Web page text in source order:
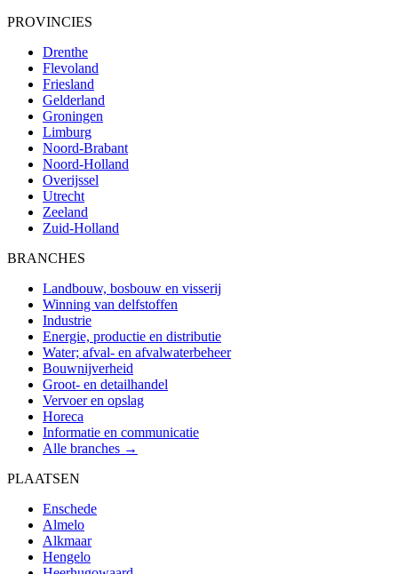
PROVINCIES
Drenthe
Flevoland
Friesland
Gelderland
Groningen
Limburg
Noord-Brabant
Noord-Holland
Overijssel
Utrecht
Zeeland
Zuid-Holland
BRANCHES
Landbouw, bosbouw en visserij
Winning van delfstoffen
Industrie
Energie, productie en distributie
Water; afval- en afvalwaterbeheer
Bouwnijverheid
Groot- en detailhandel
Vervoer en opslag
Horeca
Informatie en communicatie
Alle branches →
PLAATSEN
Enschede
Almelo
Alkmaar
Hengelo